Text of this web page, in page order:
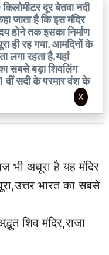
दूर बेतवा नदी
जाता है कि इस मंदिर
होने तक इसका निर्माण
ही रह गया. आमदिनों के
लगा रहता है.यहां
सबसे बड़ा शिवलिंग
वीं सदी के परमार वंश के
भी अधूरा है यह मंदिर
भारत का सबसे
शिव मंदिर,राजा
X